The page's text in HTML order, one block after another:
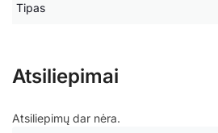
Tipas
Atsiliepimai
Atsiliepimų dar nėra.